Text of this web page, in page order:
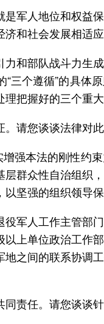
军人地位和权益
和社会发展相适应
和部队战斗力生
个遵循”的具
把握好的三个重大
请您谈谈法律对
强本法的刚性约
群众性自治组织
坚强的组织领导保
军人工作主管部
上单位政治工作
之间的联系协调
责任。请您谈谈